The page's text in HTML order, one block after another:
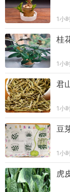
1小
桂
1小
君
1小
豆
1小
虎